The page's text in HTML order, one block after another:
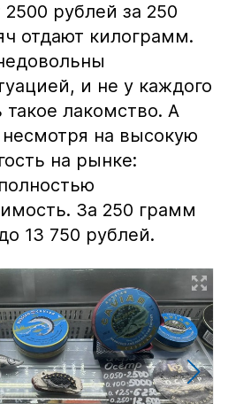
рублей за 250
отдают килограмм.
и не у каждого
такое лакомство. А
на высокую
на рынке:
За 250 грамм
13 750 рублей.